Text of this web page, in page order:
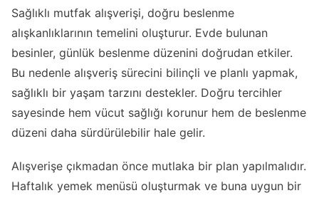
Sağlıklı mutfak alışverişi, doğru beslenme
alışkanlıklarının temelini oluşturur. Evde bulunan
besinler, günlük beslenme düzenini doğrudan etkiler.
Bu nedenle alışveriş sürecini bilinçli ve planlı yapmak,
sağlıklı bir yaşam tarzını destekler. Doğru tercihler
sayesinde hem vücut sağlığı korunur hem de beslenme
düzeni daha sürdürülebilir hale gelir.
Alışverişe çıkmadan önce mutlaka bir plan yapılmalıdır.
Haftalık yemek menüsü oluşturmak ve buna uygun bir